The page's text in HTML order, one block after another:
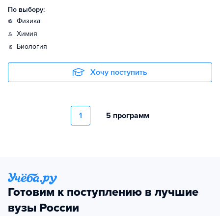
По выбору:
физика
химия
биология
Хочу поступить
1 5 программ
Готовим к поступлению в лучшие
вузы России